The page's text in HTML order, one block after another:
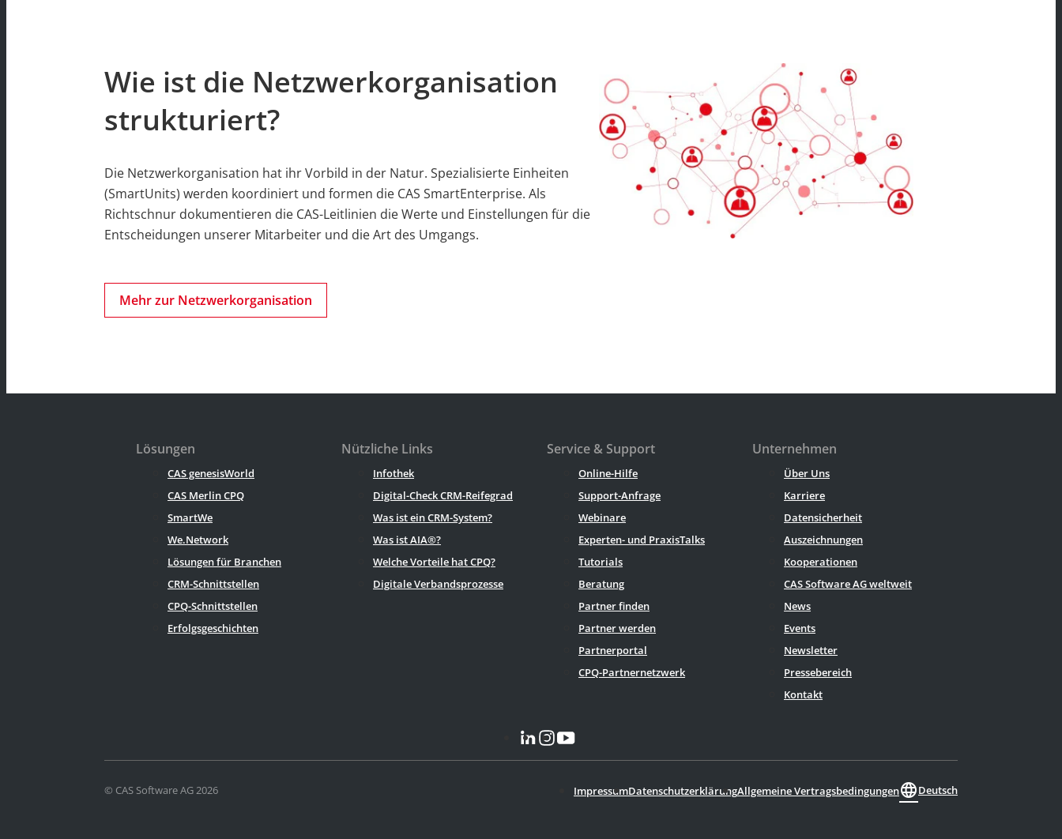
Wie ist die Netzwerkorganisation
strukturiert?
Die Netzwerkorganisation hat ihr Vorbild in der Natur. Spezialisierte Einheiten
(SmartUnits) werden koordiniert und formen die CAS SmartEnterprise. Als
Richtschnur dokumentieren die CAS-Leitlinien die Werte und Einstellungen für die
Entscheidungen unserer Mitarbeiter und die Art des Umgangs.
Mehr zur Netzwerkorganisation
Lösungen
CAS genesisWorld
CAS Merlin CPQ
SmartWe
We.Network
Lösungen für Branchen
CRM-Schnittstellen
CPQ-Schnittstellen
Erfolgsgeschichten
Nützliche Links
Infothek
Digital-Check CRM-Reifegrad
Was ist ein CRM-System?
Was ist AIA®?
Welche Vorteile hat CPQ?
Digitale Verbandsprozesse
Service & Support
Online-Hilfe
Support-Anfrage
Webinare
Experten- und PraxisTalks
Tutorials
Beratung
Partner finden
Partner werden
Partnerportal
CPQ-Partnernetzwerk
Unternehmen
Über Uns
Karriere
Datensicherheit
Auszeichnungen
Kooperationen
CAS Software AG weltweit
News
Events
Newsletter
Pressebereich
Kontakt
© CAS Software AG 2026 ImpressumDatenschutzerklärungAllgemeine VertragsbedingungenlanguageDeutsch